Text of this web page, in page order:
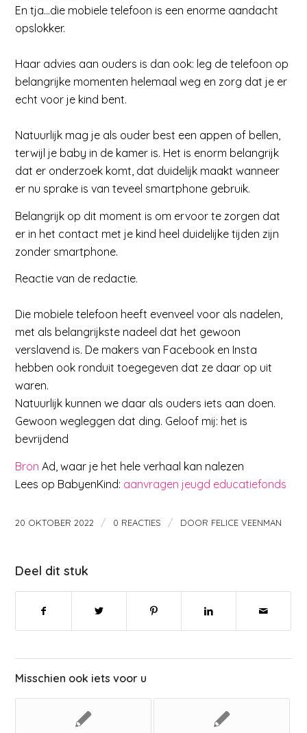
En tja…die mobiele telefoon is een enorme aandacht
opslokker.
Haar advies aan ouders is dan ook: leg de telefoon op
belangrijke momenten helemaal weg en zorg dat je er
echt voor je kind bent.
Natuurlijk mag je als ouder best een appen of bellen,
terwijl je baby in de kamer is. Het is enorm belangrijk
dat er onderzoek komt, dat duidelijk maakt wanneer
er nu sprake is van teveel smartphone gebruik.
Belangrijk op dit moment is om ervoor te zorgen dat
er in het contact met je kind heel duidelijke tijden zijn
zonder smartphone.
Reactie van de redactie.
Die mobiele telefoon heeft evenveel voor als nadelen,
met als belangrijkste nadeel dat het gewoon
verslavend is. De makers van Facebook en Insta
hebben ook ronduit toegegeven dat ze daar op uit
waren.
Natuurlijk kunnen we daar als ouders iets aan doen.
Gewoon wegleggen dat ding. Geloof mij: het is
bevrijdend
Bron Ad, waar je het hele verhaal kan nalezen
Lees op BabyenKind: aanvragen jeugd educatiefonds
20 OKTOBER 2022 / 0 REACTIES / DOOR FELICE VEENMAN
Deel dit stuk
Misschien ook iets voor u